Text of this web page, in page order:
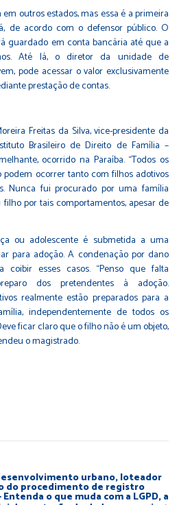
outros estados, mas essa é a primeira
de acordo com o defensor público. O
guardado em conta bancária até que a
Até lá, o diretor da unidade de
pode acessar o valor exclusivamente
prestação de contas.
Freitas da Silva, vice-presidente da
Brasileiro de Direito de Família –
ocorrido na Paraíba. “Todos os
ocorrer tanto com filhos adotivos
Nunca fui procurado por uma família
por tais comportamentos, apesar de
ou adolescente é submetida a uma
para adoção. A condenação por dano
esses casos. “Penso que falta
dos pretendentes à adoção.
realmente estão preparados para a
independentemente de todos os
ficar claro que o filho não é um objeto,
o magistrado.
urbano, loteador
do procedimento de registro
Entenda o que muda com a LGPD, a